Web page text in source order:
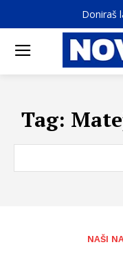
Doniraš
Tag:
NAŠI